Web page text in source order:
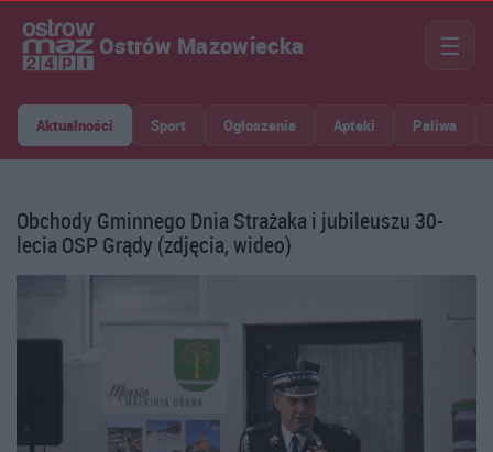
Ostrów Mazowiecka ☰
Aktualności Sport Ogłoszenia Apteki Paliwa
Obchody Gminnego Dnia Strażaka i jubileuszu 30-
lecia OSP Grądy (zdjęcia, wideo)